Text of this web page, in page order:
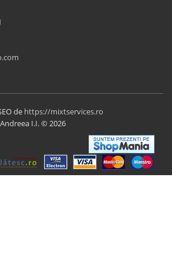
de https://mixtservices.ro
I.I. © 2026